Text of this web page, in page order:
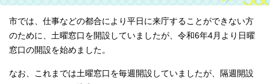
市では、仕事などの都合により平日に来庁することができない方
のために、土曜窓口を開設していましたが、令和6年4月より日曜
窓口の開設を始めました。
なお、これまでは土曜窓口を毎週開設していましたが、隔週開設